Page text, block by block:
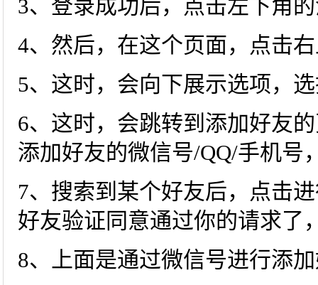
3、登录成功后，点击左下角
4、然后，在这个页面，点击
5、这时，会向下展示选项，
6、这时，会跳转到添加好友
添加好友的微信号/QQ/手机号
7、搜索到某个好友后，点击
好友验证同意通过你的请求了
8、上面是通过微信号进行添